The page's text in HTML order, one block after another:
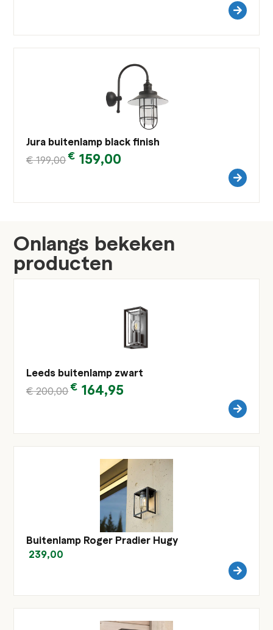
Jura buitenlamp black finish
€199,00€ 159,00
Onlangs bekeken
producten
Leeds buitenlamp zwart
€200,00€ 164,95
Buitenlamp Roger Pradier Hugy
239,00